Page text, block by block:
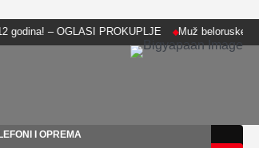
– OGLASI PROKUPLJE Muž beloruske
I OPREMA